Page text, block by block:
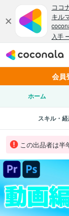
会員
ホーム
スキル・
この出品者は半